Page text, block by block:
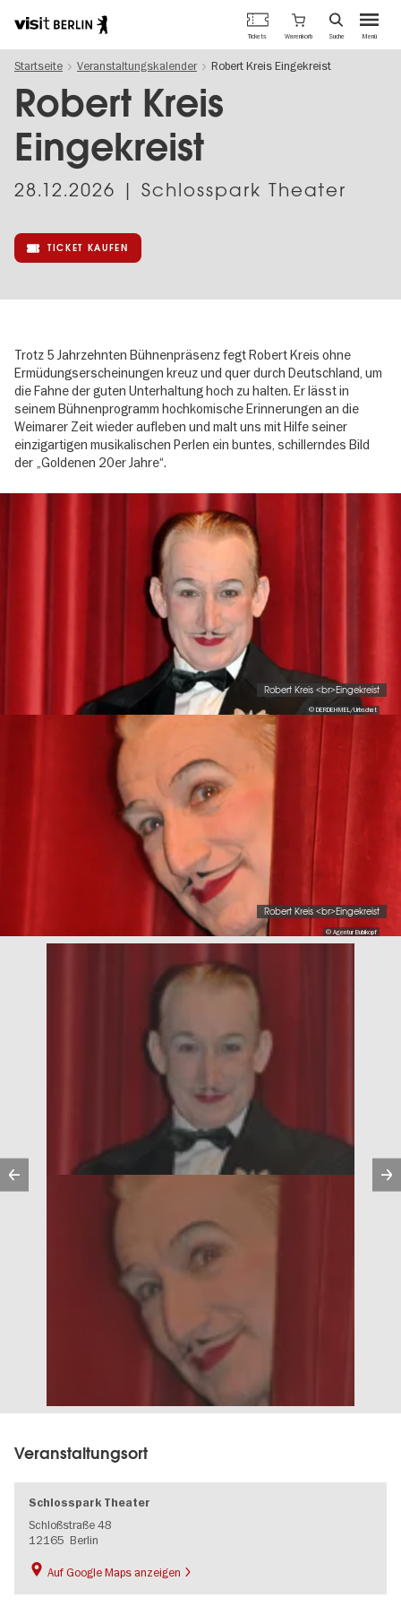
zum
Inhalt
Berlins
offizielles
Tourismusportal
Menü
Tickets Warenkorb Suche
Startseite Veranstaltungskalender Robert Kreis Eingekreist
Robert Kreis
Eingekreist
28.12.2026 | Schlosspark Theater
TICKET KAUFEN
Trotz 5 Jahrzehnten Bühnenpräsenz fegt Robert Kreis ohne
Ermüdungserscheinungen kreuz und quer durch Deutschland, um
die Fahne der guten Unterhaltung hoch zu halten. Er lässt in
seinem Bühnenprogramm hochkomische Erinnerungen an die
Weimarer Zeit wieder aufleben und malt uns mit Hilfe seiner
einzigartigen musikalischen Perlen ein buntes, schillerndes Bild
der „Goldenen 20er Jahre“.
© DERDEHMEL/Urbschat
Robert Kreis <br>Eingekreist
© Agentur Bubikopf
Robert Kreis <br>Eingekreist
Vorherige
Veranstaltungsort
Schlosspark Theater
Schloßstraße 48
12165 Berlin
Auf Google Maps anzeigen